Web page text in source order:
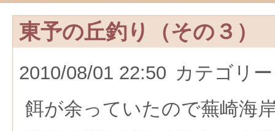
東予の丘釣り（その３）
2010/08/01 22:50 カテゴリ
餌が余っていたので蕪崎海